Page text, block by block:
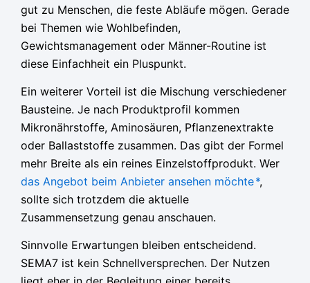
gut zu Menschen, die feste Abläufe mögen. Gerade
bei Themen wie Wohlbefinden,
Gewichtsmanagement oder Männer-Routine ist
diese Einfachheit ein Pluspunkt.
Ein weiterer Vorteil ist die Mischung verschiedener
Bausteine. Je nach Produktprofil kommen
Mikronährstoffe, Aminosäuren, Pflanzenextrakte
oder Ballaststoffe zusammen. Das gibt der Formel
mehr Breite als ein reines Einzelstoffprodukt. Wer
das Angebot beim Anbieter ansehen möchte*,
sollte sich trotzdem die aktuelle
Zusammensetzung genau anschauen.
Sinnvolle Erwartungen bleiben entscheidend.
SEMA7 ist kein Schnellversprechen. Der Nutzen